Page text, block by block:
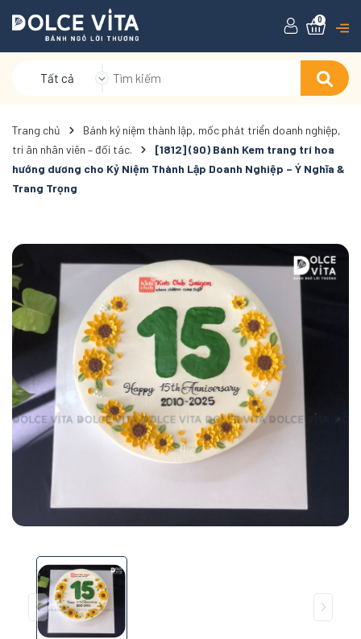
Tất cả
0
Trang chủ
Bánh kỷ niệm thành lập, mốc phát triển doanh nghiệp,
tri ân nhân viên – đối tác.
[1812] (90) Bánh Kem trang trí hoa
hướng dương cho Kỷ Niệm Thành Lập Doanh Nghiệp – Ý Nghĩa &
Trang Trọng